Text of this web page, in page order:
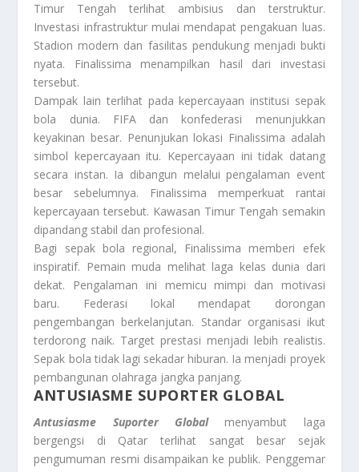
Timur Tengah terlihat ambisius dan terstruktur.
Investasi infrastruktur mulai mendapat pengakuan luas.
Stadion modern dan fasilitas pendukung menjadi bukti
nyata. Finalissima menampilkan hasil dari investasi
tersebut.
Dampak lain terlihat pada kepercayaan institusi sepak
bola dunia. FIFA dan konfederasi menunjukkan
keyakinan besar. Penunjukan lokasi Finalissima adalah
simbol kepercayaan itu. Kepercayaan ini tidak datang
secara instan. Ia dibangun melalui pengalaman event
besar sebelumnya. Finalissima memperkuat rantai
kepercayaan tersebut. Kawasan Timur Tengah semakin
dipandang stabil dan profesional.
Bagi sepak bola regional, Finalissima memberi efek
inspiratif. Pemain muda melihat laga kelas dunia dari
dekat. Pengalaman ini memicu mimpi dan motivasi
baru. Federasi lokal mendapat dorongan
pengembangan berkelanjutan. Standar organisasi ikut
terdorong naik. Target prestasi menjadi lebih realistis.
Sepak bola tidak lagi sekadar hiburan. Ia menjadi proyek
pembangunan olahraga jangka panjang.
ANTUSIASME SUPORTER GLOBAL
Antusiasme Suporter Globalmenyambut laga
bergengsi di Qatar terlihat sangat besar sejak
pengumuman resmi disampaikan ke publik. Penggemar